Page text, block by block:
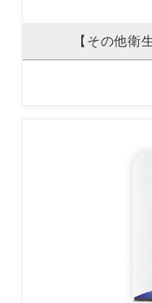
【その他衛